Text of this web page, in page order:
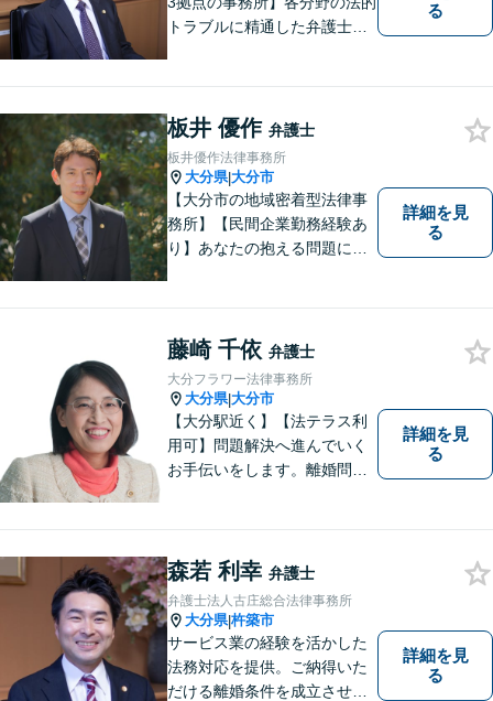
トラブルに精通した弁護士で
いアットホームな雰囲気の事
務所です。
る
板井 優作 弁護士
板井優作法律事務所
大分県|大分市
【大分市の地域密着型法律事
務所】【民間企業勤務経験あ
り】あなたの抱える問題に、
もに対応可！お気軽にご相談
ください。【英語対応◎】
詳細を見
る
藤崎 千依 弁護士
大分フラワー法律事務所
大分県|大分市
【大分駅近く】【法テラス利
用可】問題解決へ進んでいく
お手伝いをします。離婚問題
相談可】分かりやすい言葉
で、明確に判断をお示しし、
問題解決をサポートいたしま
す。
詳細を見
る
森若 利幸 弁護士
弁護士法人古庄総合法律事務所
大分県|杵築市
サービス業の経験を活かした
法務対応を提供。ご納得いた
だける離婚条件を成立させる
詳細を見
る